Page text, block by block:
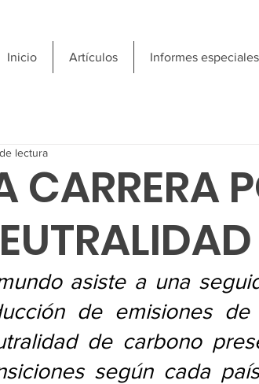
Inicio Artículos Informes especiales
CARRERA
lectura
asiste a una
de emisiones
de carbono
según cada